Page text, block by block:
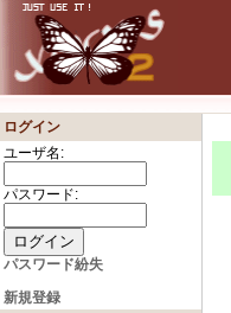
ログイン
ユーザ名:
パスワード:
パスワード紛失
新規登録